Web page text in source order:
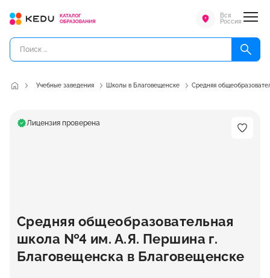
Вся
Россия
Учебные заведения Школы в Благовещенске Средняя
Лицензия проверена
Средняя общеобразовательная
школа №4 им. А.Я. Першина г.
Благовещенска в Благовещенске